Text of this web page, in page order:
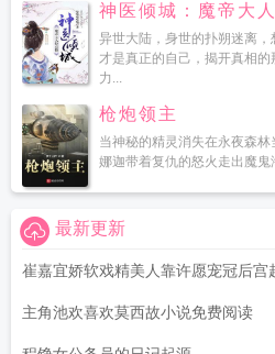
神医倾城：魔帝大
异世大陆，身世的扑朔迷离
才是真正的自己，揭开真相
力...
枪炮领主
当神秘的精灵消失在永夜森
娜迦带着复仇的怒火走出魔
最新更新
崔嘉宜娇软戏精美人靠许愿宠冠后宫
主角池欢喜欢莫西故小说免费阅读